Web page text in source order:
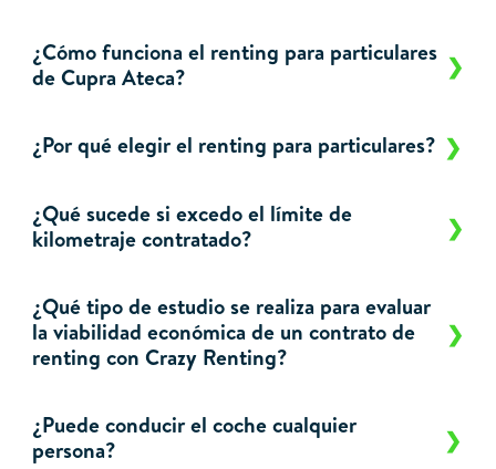
¿Cómo funciona el renting para particulares
de Cupra Ateca?
¿Por qué elegir el renting para particulares?
¿Qué sucede si excedo el límite de
kilometraje contratado?
¿Qué tipo de estudio se realiza para evaluar
la viabilidad económica de un contrato de
renting con Crazy Renting?
¿Puede conducir el coche cualquier
persona?